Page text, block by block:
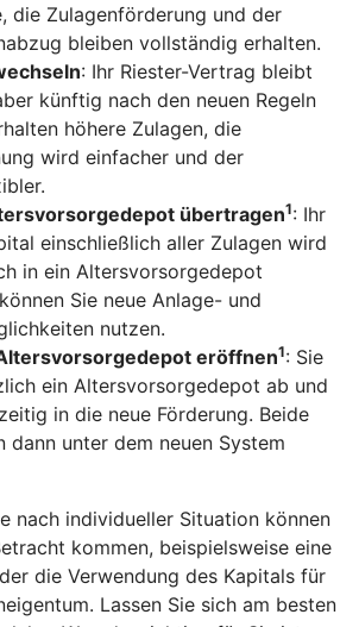
die Zulagenförderung und der
bleiben vollständig erhalten.
: Ihr Riester-Vertrag bleibt
künftig nach den neuen Regeln
höhere Zulagen, die
wird einfacher und der
übertragen1: Ihr
einschließlich aller Zulagen wird
in ein Altersvorsorgedepot
Sie neue Anlage- und
nutzen.
eröffnen1: Sie
ein Altersvorsorgedepot ab und
in die neue Förderung. Beide
dann unter dem neuen System
nach individueller Situation können
kommen, beispielsweise eine
die Verwendung des Kapitals für
Lassen Sie sich am besten